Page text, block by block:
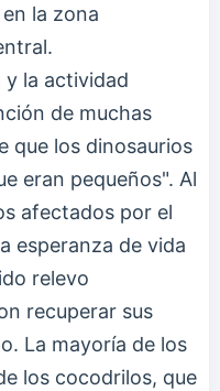
la zona
la actividad
de muchas
que los dinosaurios
eran pequeños". Al
afectados por el
esperanza de vida
relevo
recuperar sus
La mayoría de los
los cocodrilos, que